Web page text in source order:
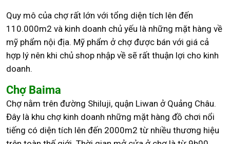
Quy mô của chợ rất lớn với tổng diện tích lên đến
110.000m2 và kinh doanh chủ yếu là những mặt hàng về
mỹ phẩm nội địa. Mỹ phẩm ở chợ được bán với giá cả
hợp lý nên khi chủ shop nhập về sẽ rất thuận lợi cho kinh
doanh.
Chợ Baima
Chợ nằm trên đường Shiluji, quận Liwan ở Quảng Châu.
Đây là khu chợ kinh doanh những mặt hàng đồ chơi nổi
tiếng có diện tích lên đến 2000m2 từ nhiều thương hiệu